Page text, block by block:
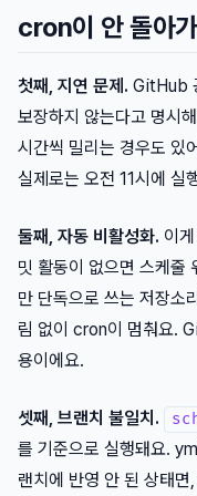
cron이 안 돌아
첫째, 지연 문제. GitHub
보장하지 않는다고 명시
시간씩 밀리는 경우도 있
실제로는 오전 11시에 실
둘째, 자동 비활성화. 이
밋 활동이 없으면 스케줄
만 단독으로 쓰는 저장소
림 없이 cron이 멈춰요.
용이에요.
셋째, 브랜치 불일치.
를 기준으로 실행돼요.
랜치에 반영 안 된 상태